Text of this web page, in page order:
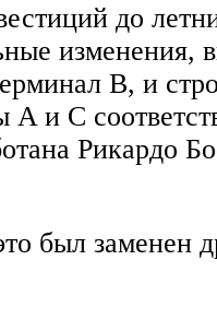
до
B, и
и C
Рикардо
был заменен